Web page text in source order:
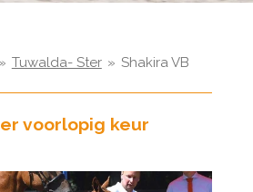
» Tuwalda- Ster » Shakira VB
voorlopig keur